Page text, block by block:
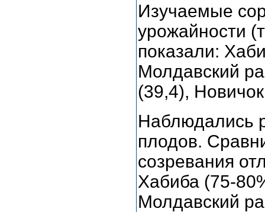
Изучаемые
урожайности
показали:
Молдавский
(39,4),
Наблюдались
плодов.
созревания
Хабиба (75-
Молдавский